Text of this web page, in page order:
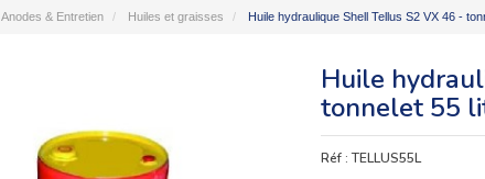
Anodes & Entretien Huiles et graisses Huile hydraulique Shell Tellus S2 VX 46 -
Huile
tonnelet 55
Réf :TELLUS55L